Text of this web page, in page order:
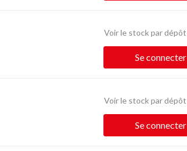
Voir le stock par dépôt
Se connecter
Voir le stock par dépôt
Se connecter